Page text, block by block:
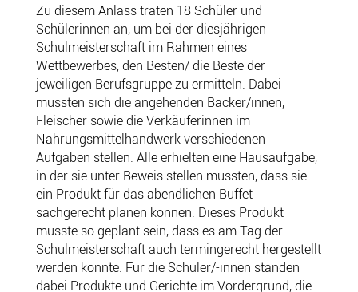
Zu diesem Anlass traten 18 Schüler und
Schülerinnen an, um bei der diesjährigen
Schulmeisterschaft im Rahmen eines
Wettbewerbes, den Besten/ die Beste der
jeweiligen Berufsgruppe zu ermitteln. Dabei
mussten sich die angehenden Bäcker/innen,
Fleischer sowie die Verkäuferinnen im
Nahrungsmittelhandwerk verschiedenen
Aufgaben stellen. Alle erhielten eine Hausaufgabe,
in der sie unter Beweis stellen mussten, dass sie
ein Produkt für das abendlichen Buffet
sachgerecht planen können. Dieses Produkt
musste so geplant sein, dass es am Tag der
Schulmeisterschaft auch termingerecht hergestellt
werden konnte. Für die Schüler/-innen standen
dabei Produkte und Gerichte im Vordergrund, die